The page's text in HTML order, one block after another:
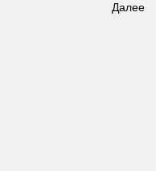
Далее